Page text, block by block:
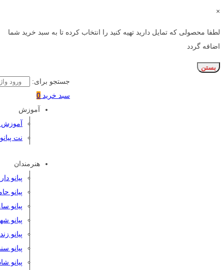
×
لطفا محصولی که تمایل دارید تهیه کنید را انتخاب کرده تا به سبد خرید شما
اضافه گردد
بستن
جستجو برای:
سبد خرید 0
آموزش
آموزش
نت پیانو
هنرمندان
پیانو
پیانو
پیانو
پیانو
پیانو
پیانو
پیانو